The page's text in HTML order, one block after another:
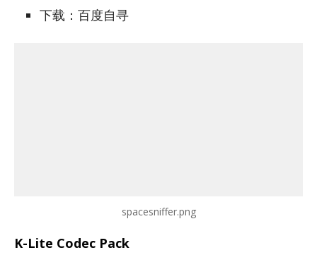
下载：百度自寻
spacesniffer.png
K-Lite Codec Pack